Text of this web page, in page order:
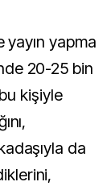
yapma
20-25 bin
kişiyle
da